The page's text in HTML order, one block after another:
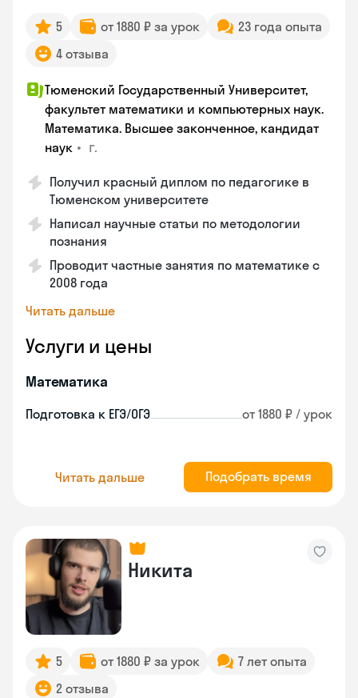
5 от 1880 ₽ за урок
23 года опыта
4 отзыва
Тюменский Государственный Университет,
факультет математики и компьютерных наук.
Математика. Высшее законченное, кандидат
наук • г.
Получил красный диплом по педагогике в
Тюменском университете
Написал научные статьи по методологии
познания
Проводит частные занятия по математике с
2008 года
Читать дальше
Услуги и цены
Математика
Подготовка к ЕГЭ/ОГЭ от 1880 ₽ / урок
Читать дальше Подобрать время
Никита
5 от 1880 ₽ за урок
7 лет опыта
2 отзыва